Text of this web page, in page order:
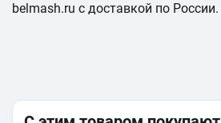
belmash.ru с доставкой по России.